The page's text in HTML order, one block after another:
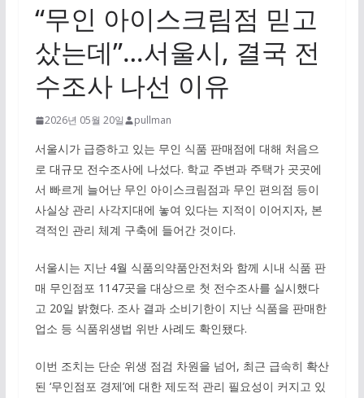
“무인 아이스크림점 믿고
샀는데”…서울시, 결국 전
수조사 나선 이유
2026년 05월 20일 pullman
서울시가 급증하고 있는 무인 식품 판매점에 대해 처음으
로 대규모 전수조사에 나섰다. 학교 주변과 주택가 곳곳에
서 빠르게 늘어난 무인 아이스크림점과 무인 편의점 등이
사실상 관리 사각지대에 놓여 있다는 지적이 이어지자, 본
격적인 관리 체계 구축에 들어간 것이다.
서울시는 지난 4월 식품의약품안전처와 함께 시내 식품 판
매 무인점포 1147곳을 대상으로 첫 전수조사를 실시했다
고 20일 밝혔다. 조사 결과 소비기한이 지난 식품을 판매한
업소 등 식품위생법 위반 사례도 확인됐다.
이번 조치는 단순 위생 점검 차원을 넘어, 최근 급속히 확산
된 ‘무인점포 경제’에 대한 제도적 관리 필요성이 커지고 있